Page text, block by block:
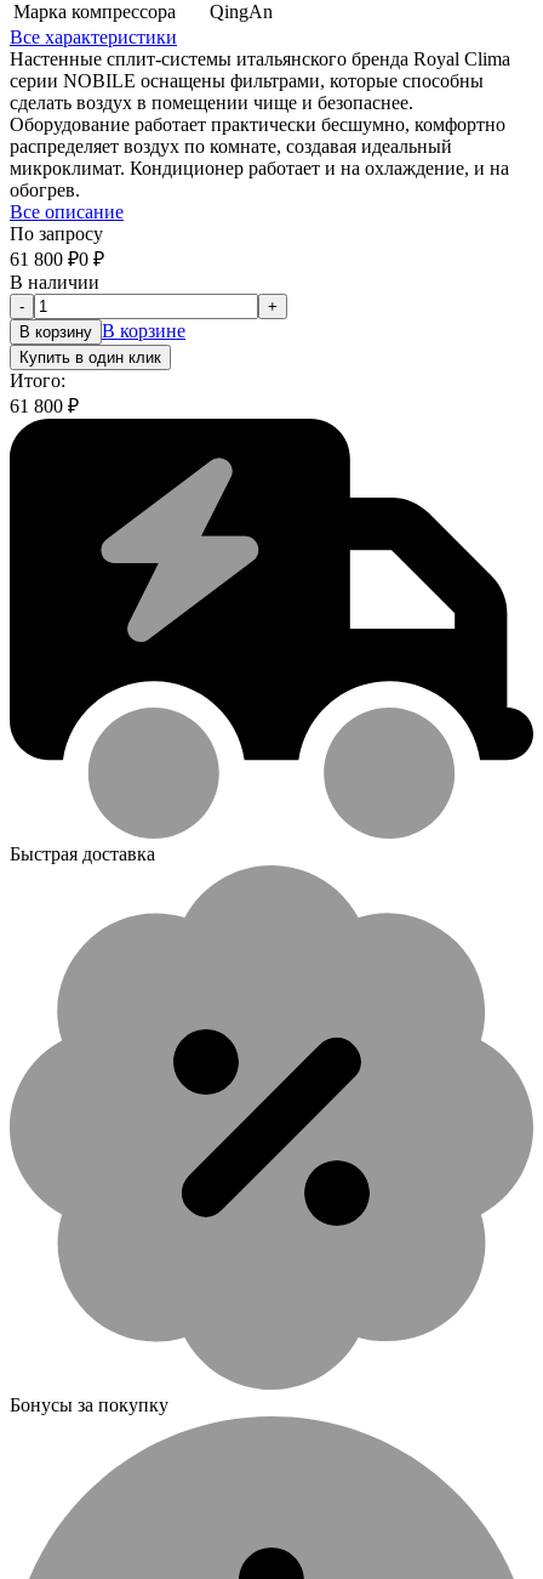
Марка компрессора
QingAn
Все характеристики
Настенные сплит-системы итальянского бренда Royal Clima
серии NOBILE оснащены фильтрами, которые способны
сделать воздух в помещении чище и безопаснее.
Оборудование работает практически бесшумно, комфортно
распределяет воздух по комнате, создавая идеальный
микроклимат. Кондиционер работает и на охлаждение, и на
обогрев.
Все описание
По запросу
61 800 ₽0 ₽
В наличии
-
+
В корзину В корзине
Купить в один клик
Итого:
61 800 ₽
Быстрая доставка
Бонусы за покупку